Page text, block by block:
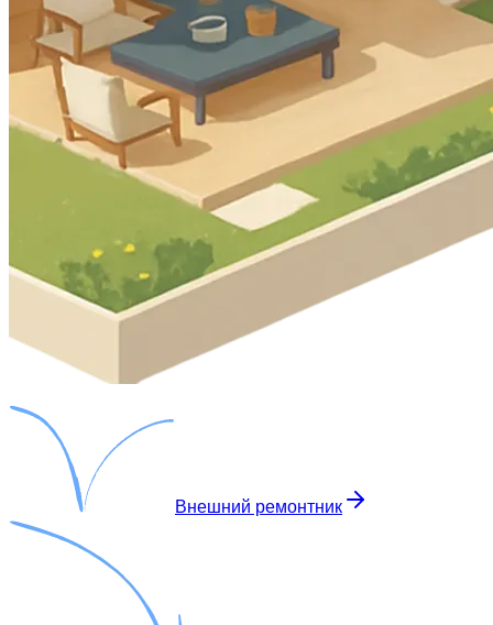
Внешний ремонтник